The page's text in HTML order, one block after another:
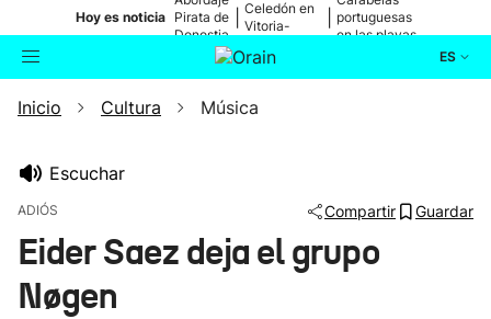
Hoy es noticia Pirata de
Donostia
Celedón en
Vitoria-
portuguesas
en las playas
ES
Buscador Actualidad
Inicio Cultura Música
Escuchar
ADIÓS Compartir Guardar
Eider Saez deja el grupo
Nøgen